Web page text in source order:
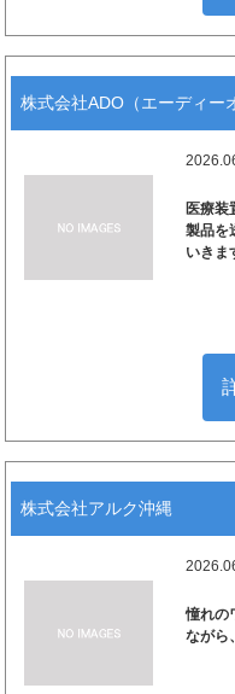
株式会社ADO（エーディー
医療装
製品を
いきま
株式会社アルク沖縄
憧れの
ながら